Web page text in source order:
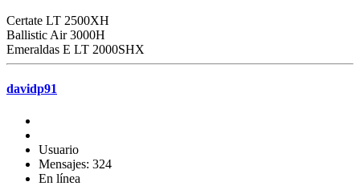
Certate LT 2500XH
Ballistic Air 3000H
Emeraldas E LT 2000SHX
davidp91
Usuario
Mensajes: 324
En línea